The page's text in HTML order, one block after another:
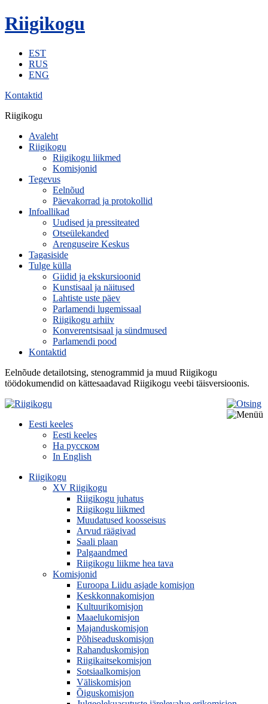
Riigikogu
EST
RUS
ENG
Kontaktid
Riigikogu
Avaleht
Riigikogu
Riigikogu liikmed
Komisjonid
Tegevus
Eelnõud
Päevakorrad ja protokollid
Infoallikad
Uudised ja pressiteated
Otseülekanded
Arenguseire Keskus
Tagasiside
Tulge külla
Giidid ja ekskursioonid
Kunstisaal ja näitused
Lahtiste uste päev
Parlamendi lugemissaal
Riigikogu arhiiv
Konverentsisaal ja sündmused
Parlamendi pood
Kontaktid
Eelnõude detailotsing, stenogrammid ja muud Riigikogu
töödokumendid on kättesaadavad Riigikogu veebi täisversioonis.
Eesti keeles
Eesti keeles
На русском
In English
Riigikogu
XV Riigikogu
Riigikogu juhatus
Riigikogu liikmed
Muudatused koosseisus
Arvud räägivad
Saali plaan
Palgaandmed
Riigikogu liikme hea tava
Komisjonid
Euroopa Liidu asjade komisjon
Keskkonnakomisjon
Kultuurikomisjon
Maaelukomisjon
Majanduskomisjon
Põhiseaduskomisjon
Rahanduskomisjon
Riigikaitsekomisjon
Sotsiaalkomisjon
Väliskomisjon
Õiguskomisjon